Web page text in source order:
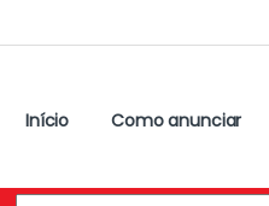
Início Como anunciar